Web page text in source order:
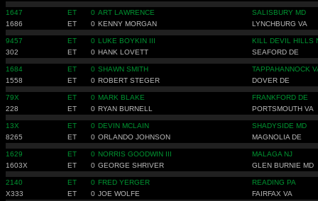
1647 ET 0 ART LAWRENCE
SALISBURY MD
1686
ET 0 KENNY MORGAN LYNCHBURG VA
9457 ET 0 LUKE BOYKIN III
KILL DEVIL HILLS
302
ET 0 HANK LOVETT SEAFORD DE
1684 ET 0 SHAWN SMITH
TAPPAHANNOCK
1558
ET 0 ROBERT STEGER DOVER DE
79X ET 0 MARK BLAKE
FRANKFORD DE
228
ET 0 RYAN BURNELL PORTSMOUTH VA
13X ET 0 DEVIN MCLAIN
SHADYSIDE MD
8265
ET 0 ORLANDO JOHNSON MAGNOLIA DE
1629 ET 0 NORRIS GOODWIN III
MALAGA NJ
1603X
ET 0 GEORGE SHRIVER GLEN BURNIE MD
2140 ET 0 FRED YERGER
READING PA
X333
ET 0 JOE WOLFE FAIRFAX VA